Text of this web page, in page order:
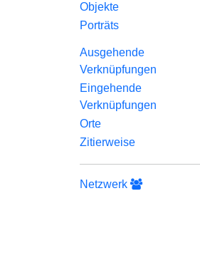
Objekte
Porträts
Ausgehende
Verknüpfungen
Eingehende
Verknüpfungen
Orte
Zitierweise
Netzwerk